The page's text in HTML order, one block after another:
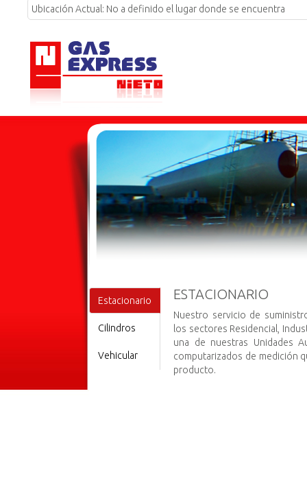
Ubicación Actual: No a definido el lugar donde se encuentra
Estacionario
Cilindros
Vehicular
ESTACIONARIO
Nuestro servicio de
los sectores Residencial,
una de nuestras Unidades
computarizados de medición
producto.